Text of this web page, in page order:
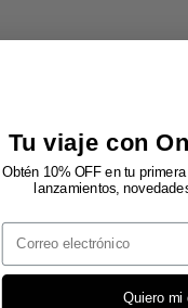
Tu viaje con
Obtén 10% OFF en tu
lanzamientos,
Email
Quiero mi